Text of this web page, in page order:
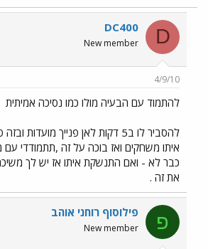
D
DC400
New member
4/9/10
להתמוד עם הבעיה מולו כמו נסיכה אמיתית
להסביר לו ב5 דקות לאן פנייך
איתו משחקים ואז בוכה על זה ,תתמודדי עם
כבר לא - ואם התנשקת איתו אז יש לך
את זה .
פ פילוסוף רוחני אוהב
New member